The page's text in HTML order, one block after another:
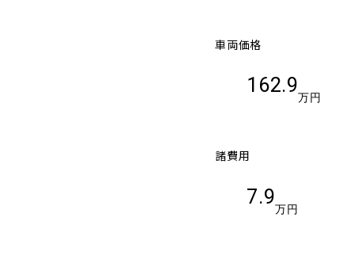
車両価格
162.9
万円
諸費用
7.9
万円